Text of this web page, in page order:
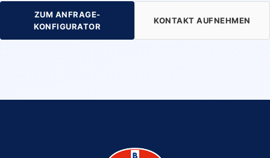
ZUM ANFRAGE-
KONFIGURATOR
KONTAKT AUFNEHMEN